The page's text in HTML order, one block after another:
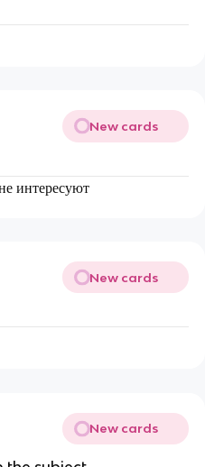
New cards
интересуют
New cards
New cards